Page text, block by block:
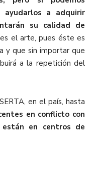
ayudarlos a adquirir
su calidad de
el arte, pues éste es
y que sin importar que
a la repetición del
en el país, hasta
en conflicto con
en centros de